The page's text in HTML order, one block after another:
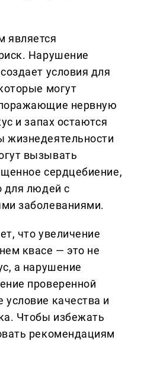
является
Нарушение
условия для
могут
нервную
и запах остаются
вызывать
сердцебиение,
для людей с
заболеваниями.
что увеличение
квасе — это не
а нарушение
проверенной
качества и
Чтобы избежать
рекомендациям